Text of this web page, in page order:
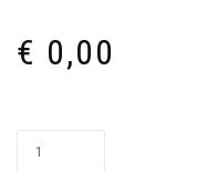
€ 0,00